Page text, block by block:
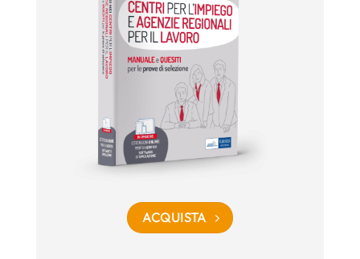
ACQUISTA